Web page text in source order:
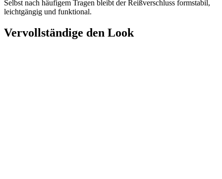
Selbst nach häufigem Tragen bleibt der Reißverschluss formstabil,
leichtgängig und funktional.
Vervollständige den Look